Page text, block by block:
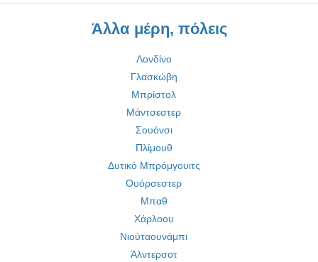
Άλλα μέρη, πόλεις
Λονδίνο
Γλασκώβη
Μπρίστολ
Μάντσεστερ
Σουόνσι
Πλίμουθ
Δυτικό Μπρόμγουιτς
Ουόρσεστερ
Μπαθ
Χάρλοου
Νιούταουνάμπι
Άλντερσοτ